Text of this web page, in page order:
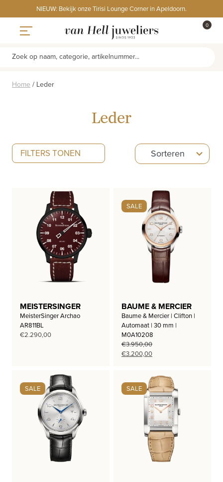
to
content
NIEUW: Bekijk onze Tirisi Lounge Corner in Apeldoorn.
0
Zoek op naam, categorie, artikelnummer...
Home / Leder
Leder
FILTERS TONEN Sorteren
5
results
MEISTERSINGER
MeisterSinger Archao
AR811BL
€2.290,00
SALE
BAUME & MERCIER
Baume & Mercier | Clifton |
Automaat | 30 mm |
M0A10208
€3.950,00
Oorspronkelijke
€3.950,00.
€3.200,00Huidige
€3.200,00.
SALE SALE